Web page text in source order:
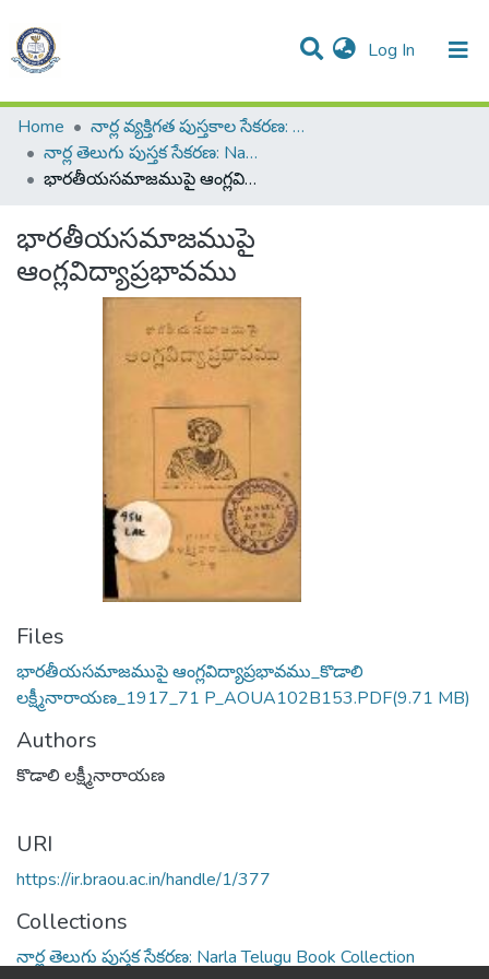
Log In (current)
Statistics
Resources
All of DSpace
Home
నార్ల వ్యక్తిగత పుస్తకాల సేకరణ: Narla Personal Collection of Books
నార్ల తెలుగు పుస్తక సేకరణ: Narla Telugu Book Collection
భారతీయసమాజముపై ఆంగ్లవిద్యాప్రభావము
భారతీయసమాజముపై
ఆంగ్లవిద్యాప్రభావము
Files
భారతీయసమాజముపై ఆంగ్లవిద్యాప్రభావము_కొడాలి
లక్ష్మీనారాయణ_1917_71 P_AOUA102B153.PDF(9.71 MB)
Authors
కొడాలి లక్ష్మీనారాయణ
URI
https://ir.braou.ac.in/handle/1/377
Collections
నార్ల తెలుగు పుస్తక సేకరణ: Narla Telugu Book Collection